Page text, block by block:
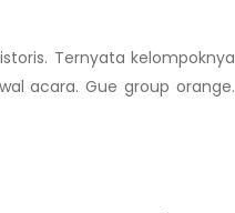
Ternyata kelompoknya
acara. Gue group orange.